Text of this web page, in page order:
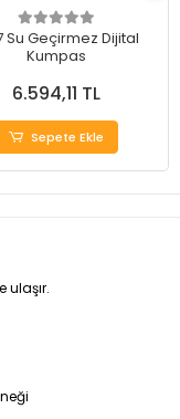
Su Geçirmez Dijital
Kumpas
6.594,11 TL
Sepete Ekle
ulaşır.